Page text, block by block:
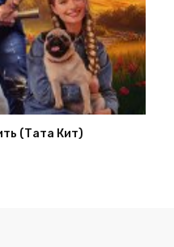
(Тата Кит)